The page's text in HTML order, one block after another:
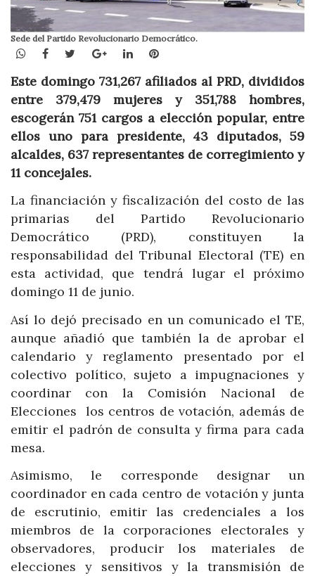
Sede del Partido Revolucionario Democrático.
WhatsApp
Facebook
TwitterGoogle+LinkedInPinterest
Este domingo 731,267 afiliados al PRD, divididos
entre 379,479 mujeres y 351,788 hombres,
escogerán 751 cargos a elección popular, entre
ellos uno para presidente, 43 diputados, 59
alcaldes, 637 representantes de corregimiento y
11 concejales.
La financiación y fiscalización del costo de las
primarias del Partido Revolucionario
Democrático (PRD), constituyen la
responsabilidad del Tribunal Electoral (TE) en
esta actividad, que tendrá lugar el próximo
domingo 11 de junio.
Así lo dejó precisado en un comunicado el TE,
aunque añadió que también la de aprobar el
calendario y reglamento presentado por el
colectivo político, sujeto a impugnaciones y
coordinar con la Comisión Nacional de
Elecciones los centros de votación, además de
emitir el padrón de consulta y firma para cada
mesa.
Asimismo, le corresponde designar un
coordinador en cada centro de votación y junta
de escrutinio, emitir las credenciales a los
miembros de la corporaciones electorales y
observadores, producir los materiales de
elecciones y sensitivos y la transmisión de